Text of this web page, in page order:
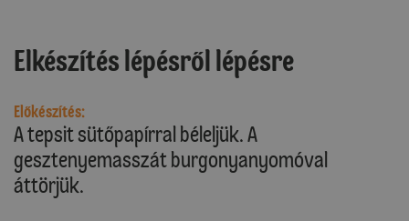
Elkészítés lépésről lépésre
Előkészítés:
A tepsit sütőpapírral béleljük. A
gesztenyemasszát burgonyanyomóval
áttörjük.